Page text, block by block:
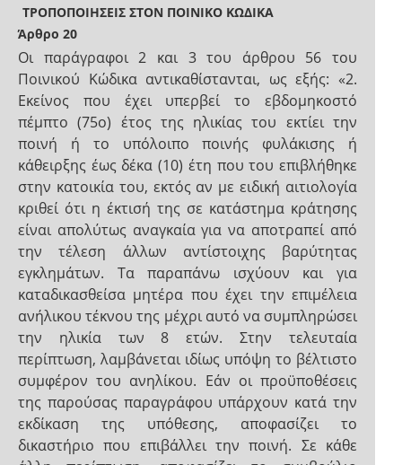
ΤΡΟΠΟΠΟΙΗΣΕΙΣ ΣΤΟΝ ΠΟΙΝΙΚΟ ΚΩΔΙΚΑ
Άρθρο 20
Οι παράγραφοι 2 και 3 του άρθρου 56 του
Ποινικού Κώδικα αντικαθίστανται, ως εξής: «2.
Εκείνος που έχει υπερβεί το εβδομηκοστό
πέμπτο (75ο) έτος της ηλικίας του εκτίει την
ποινή ή το υπόλοιπο ποινής φυλάκισης ή
κάθειρξης έως δέκα (10) έτη που του επιβλήθηκε
στην κατοικία του, εκτός αν με ειδική αιτιολογία
κριθεί ότι η έκτισή της σε κατάστημα κράτησης
είναι απολύτως αναγκαία για να αποτραπεί από
την τέλεση άλλων αντίστοιχης βαρύτητας
εγκλημάτων. Τα παραπάνω ισχύουν και για
καταδικασθείσα μητέρα που έχει την επιμέλεια
ανήλικου τέκνου της μέχρι αυτό να συμπληρώσει
την ηλικία των 8 ετών. Στην τελευταία
περίπτωση, λαμβάνεται ιδίως υπόψη το βέλτιστο
συμφέρον του ανηλίκου. Εάν οι προϋποθέσεις
της παρούσας παραγράφου υπάρχουν κατά την
εκδίκαση της υπόθεσης, αποφασίζει το
δικαστήριο που επιβάλλει την ποινή. Σε κάθε